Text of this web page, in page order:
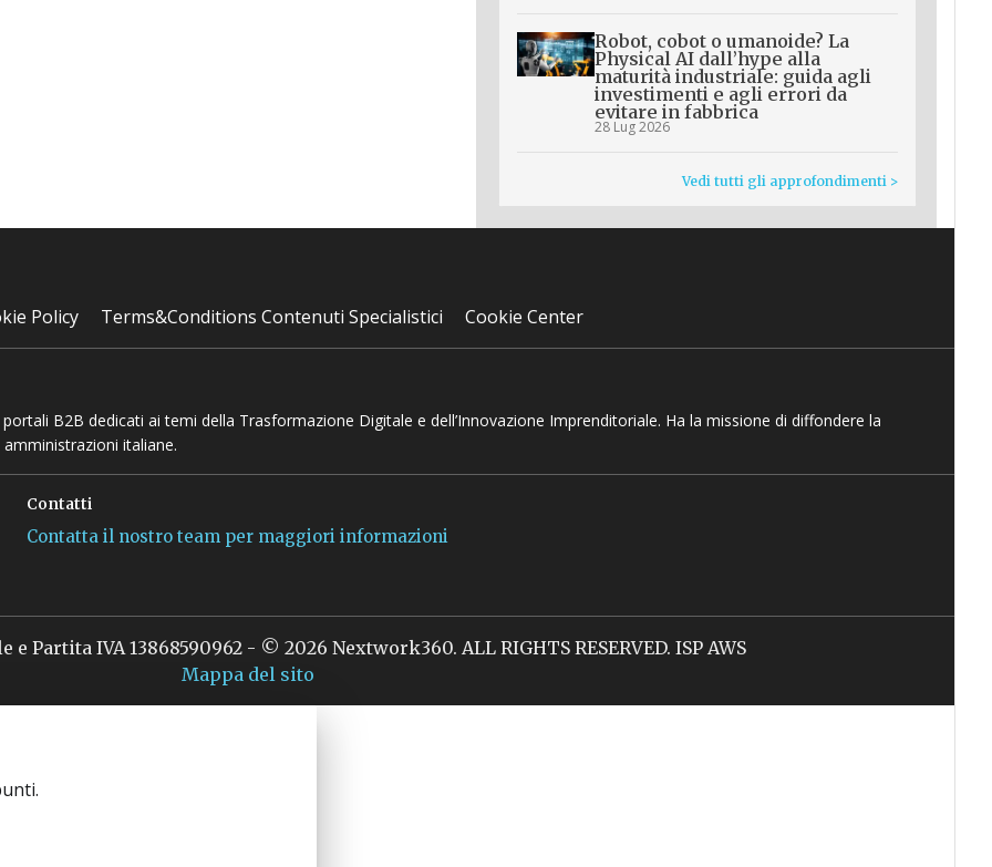
Robot, cobot o umanoide? La
Physical AI dall’hype alla
maturità industriale: guida agli
investimenti e agli errori da
evitare in fabbrica
28 Lug 2026
Vedi tutti gli approfondimenti >
Policy Terms&Conditions Contenuti Specialistici Cookie Center
B2B dedicati ai temi della Trasformazione Digitale e dell’Innovazione Imprenditoriale. Ha la missione di diffondere la
italiane.
Contatti
Contatta il nostro team per maggiori informazioni
Partita IVA 13868590962 - © 2026 Nextwork360. ALL RIGHTS RESERVED. ISP AWS
Mappa del sito